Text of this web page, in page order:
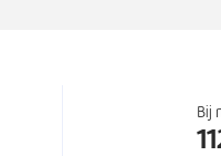
Bij